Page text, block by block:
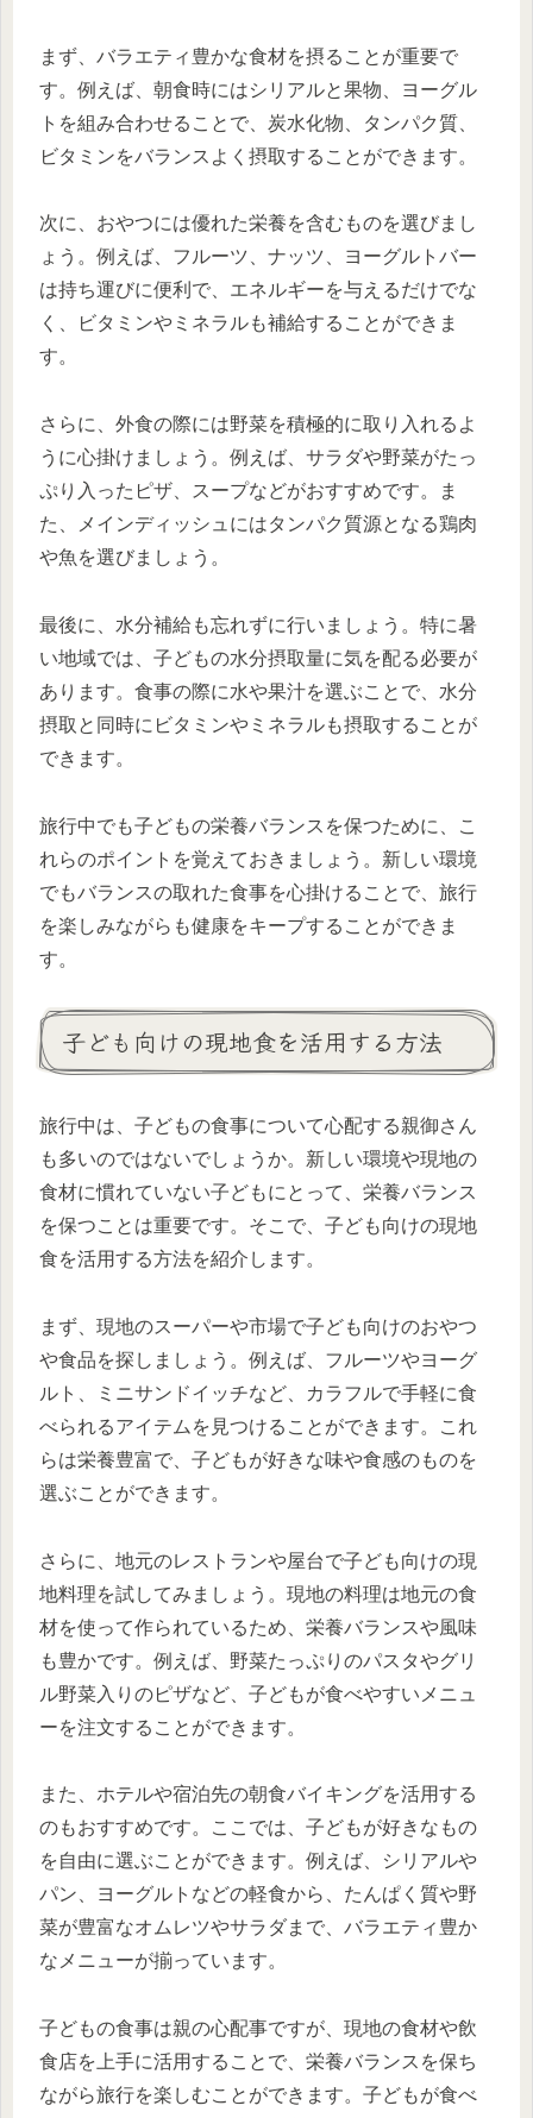
まず、バラエティ豊かな食材を摂ることが重要で
す。例えば、朝食時にはシリアルと果物、ヨーグル
トを組み合わせることで、炭水化物、タンパク質、
ビタミンをバランスよく摂取することができます。
次に、おやつには優れた栄養を含むものを選びまし
ょう。例えば、フルーツ、ナッツ、ヨーグルトバー
は持ち運びに便利で、エネルギーを与えるだけでな
く、ビタミンやミネラルも補給することができま
す。
さらに、外食の際には野菜を積極的に取り入れるよ
うに心掛けましょう。例えば、サラダや野菜がたっ
ぷり入ったピザ、スープなどがおすすめです。ま
た、メインディッシュにはタンパク質源となる鶏肉
や魚を選びましょう。
最後に、水分補給も忘れずに行いましょう。特に暑
い地域では、子どもの水分摂取量に気を配る必要が
あります。食事の際に水や果汁を選ぶことで、水分
摂取と同時にビタミンやミネラルも摂取することが
できます。
旅行中でも子どもの栄養バランスを保つために、こ
れらのポイントを覚えておきましょう。新しい環境
でもバランスの取れた食事を心掛けることで、旅行
を楽しみながらも健康をキープすることができま
す。
子ども向けの現地食を活用する方法
旅行中は、子どもの食事について心配する親御さん
も多いのではないでしょうか。新しい環境や現地の
食材に慣れていない子どもにとって、栄養バランス
を保つことは重要です。そこで、子ども向けの現地
食を活用する方法を紹介します。
まず、現地のスーパーや市場で子ども向けのおやつ
や食品を探しましょう。例えば、フルーツやヨーグ
ルト、ミニサンドイッチなど、カラフルで手軽に食
べられるアイテムを見つけることができます。これ
らは栄養豊富で、子どもが好きな味や食感のものを
選ぶことができます。
さらに、地元のレストランや屋台で子ども向けの現
地料理を試してみましょう。現地の料理は地元の食
材を使って作られているため、栄養バランスや風味
も豊かです。例えば、野菜たっぷりのパスタやグリ
ル野菜入りのピザなど、子どもが食べやすいメニュ
ーを注文することができます。
また、ホテルや宿泊先の朝食バイキングを活用する
のもおすすめです。ここでは、子どもが好きなもの
を自由に選ぶことができます。例えば、シリアルや
パン、ヨーグルトなどの軽食から、たんぱく質や野
菜が豊富なオムレツやサラダまで、バラエティ豊か
なメニューが揃っています。
子どもの食事は親の心配事ですが、現地の食材や飲
食店を上手に活用することで、栄養バランスを保ち
ながら旅行を楽しむことができます。子どもが食べ